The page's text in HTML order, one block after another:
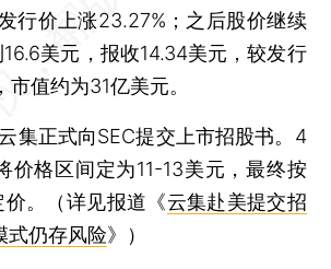
行价上涨23.27%；之后股价继续
16.6美元，报收14.34美元，较发行
值约为31亿美元。
正式向SEC提交上市招股书。4
价格区间定为11-13美元，最终按
。（详见报道《云集赴美提交招
式仍存风险》）